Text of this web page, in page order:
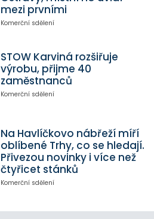
mezi prvními
Komerční sdělení
STOW Karviná rozšiřuje
výrobu, přijme 40
zaměstnanců
Komerční sdělení
Na Havlíčkovo nábřeží míří
oblíbené Trhy, co se hledají.
Přivezou novinky i více než
čtyřicet stánků
Komerční sdělení